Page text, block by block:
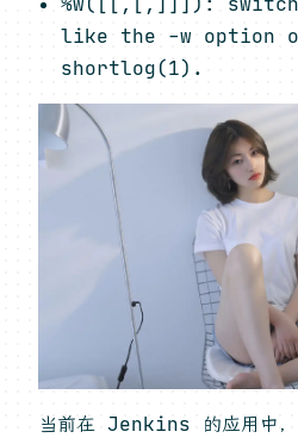
like the -w option
shortlog(1).
当前在 Jenkins 的应用中，